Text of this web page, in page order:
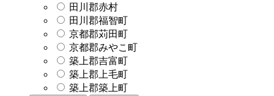
田川郡赤村
田川郡福智町
京都郡苅田町
京都郡みやこ町
築上郡吉富町
築上郡上毛町
築上郡築上町